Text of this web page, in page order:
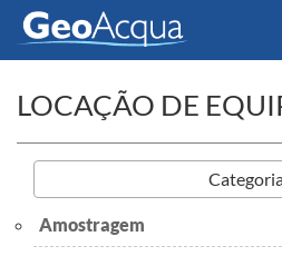
LOCAÇÃO DE
Amostragem